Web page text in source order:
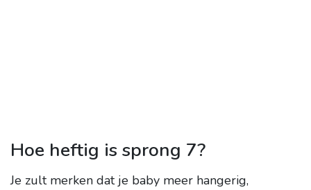
Hoe heftig is sprong 7?
Je zult merken dat je baby meer hangerig,